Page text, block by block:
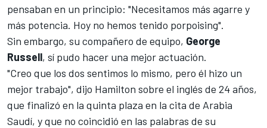
pensaban en un principio: "Necesitamos más agarre y
más potencia. Hoy no hemos tenido porpoising".
Sin embargo, su compañero de equipo, George
Russell, sí pudo hacer una mejor actuación.
"Creo que los dos sentimos lo mismo, pero él hizo un
mejor trabajo", dijo Hamilton sobre el inglés de 24 años,
que finalizó en la quinta plaza en la cita de Arabia
Saudí, y que no coincidió en las palabras de su